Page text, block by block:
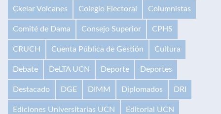
Ckelar Volcanes Colegio Electoral Columnistas
Comité de Dama Consejo Superior CPHS
CRUCH Cuenta Pública de Gestión Cultura
Debate DeLTA UCN Deporte Deportes
Destacado DGE DIMM Diplomados DRI
Ediciones Universitarias UCN Editorial UCN